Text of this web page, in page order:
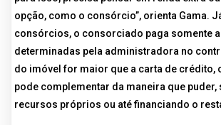
opção, como o consórcio”, orienta Gama.
consórcios, o consorciado paga somente
determinadas pela administradora no
do imóvel for maior que a carta de crédito,
pode complementar da maneira que
recursos próprios ou até financiando o